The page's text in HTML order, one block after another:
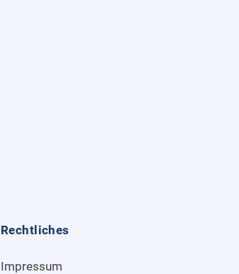
Rechtliches
Impressum